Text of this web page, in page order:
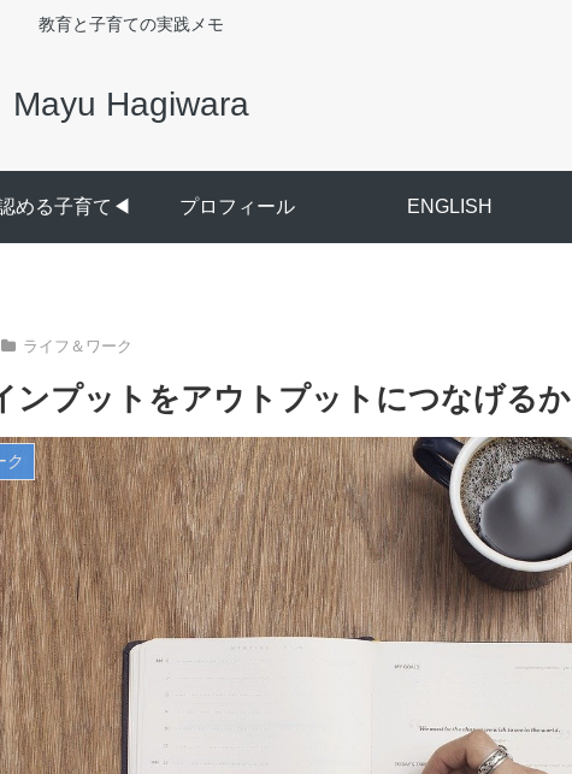
教育と子育ての実践メモ
Mayu Hagiwara
める子育て◀︎ プロフィール ENGLISH
ライフ＆ワーク
ンプットをアウトプットにつなげるか
ク